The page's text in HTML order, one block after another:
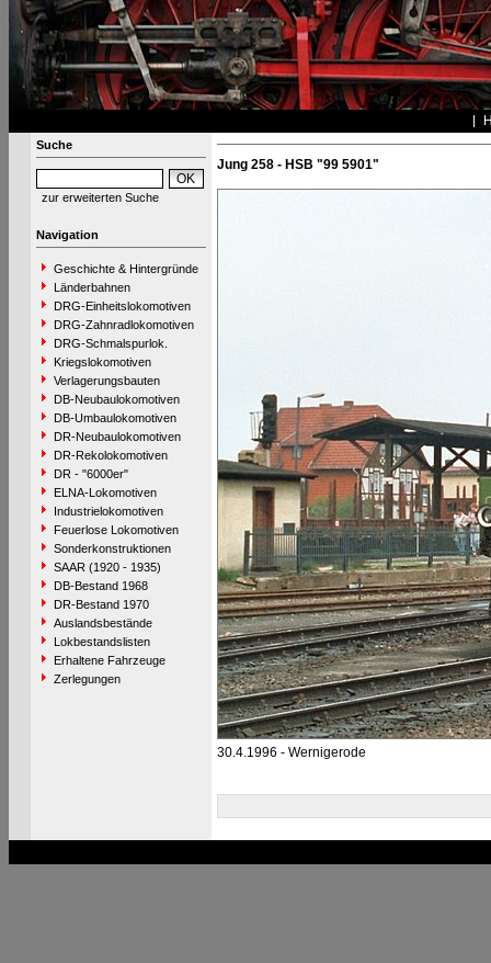
Suche
zur erweiterten Suche
Navigation
Geschichte & Hintergründe
Länderbahnen
DRG-Einheitslokomotiven
DRG-Zahnradlokomotiven
DRG-Schmalspurlok.
Kriegslokomotiven
Verlagerungsbauten
DB-Neubaulokomotiven
DB-Umbaulokomotiven
DR-Neubaulokomotiven
DR-Rekolokomotiven
DR - "6000er"
ELNA-Lokomotiven
Industrielokomotiven
Feuerlose Lokomotiven
Sonderkonstruktionen
SAAR (1920 - 1935)
DB-Bestand 1968
DR-Bestand 1970
Auslandsbestände
Lokbestandslisten
Erhaltene Fahrzeuge
Zerlegungen
Jung 258 - HSB "99 5901"
30.4.1996 - Wernigerode